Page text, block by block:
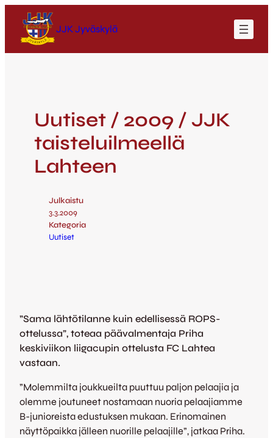
JJK Jyväskylä
Uutiset / 2009 / JJK
taisteluilmeellä
Lahteen
Julkaistu
3.3.2009
Kategoria
Uutiset
”Sama lähtötilanne kuin edellisessä ROPS-
ottelussa”, toteaa päävalmentaja Priha
keskiviikon liigacupin ottelusta FC Lahtea
vastaan.
”Molemmilta joukkueilta puuttuu paljon pelaajia ja
olemme joutuneet nostamaan nuoria pelaajiamme
B-junioreista edustuksen mukaan. Erinomainen
näyttöpaikka jälleen nuorille pelaajille”, jatkaa Priha.